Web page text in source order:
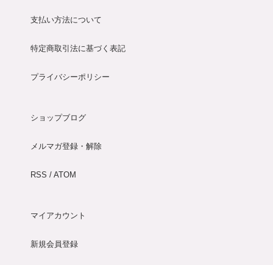
支払い方法について
特定商取引法に基づく表記
プライバシーポリシー
ショップブログ
メルマガ登録・解除
RSS / ATOM
マイアカウント
新規会員登録